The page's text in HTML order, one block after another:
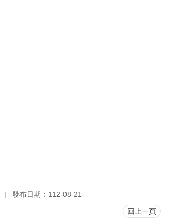
發布日期：112-08-21
回上一頁